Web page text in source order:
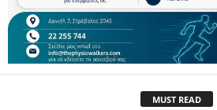
MUST READ